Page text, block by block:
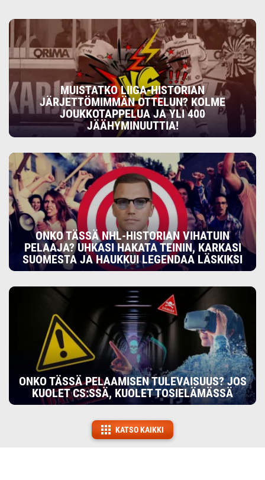
MUISTATKO LIIGA-HISTORIAN
JÄRJETTÖMIMMÄN OTTELUN? KOLME
JOUKKOTAPPELUA JA YLI 400
JÄÄHYMINUUTTIA!
ONKO TÄSSÄ NHL-HISTORIAN VIHATUIN
PELAAJA? UHKASI HAKATA TEININ, KARKASI
SUOMESTA JA HAUKKUI LEGENDAA LÄSKIKSI
ONKO TÄSSÄ PELAAMISEN TULEVAISUUS? JOS
KUOLET CS:SSÄ, KUOLET TOSIELÄMÄSSÄ
KATSO KAIKKI